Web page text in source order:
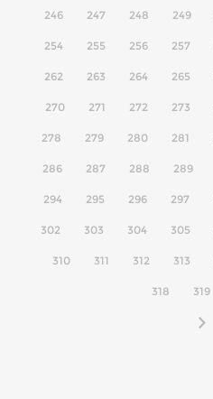
246 247 248 249
254 255 256 257
262 263 264 265
270 271 272 273
278 279 280 281
286 287 288 289
294 295 296 297
302 303 304 305
310 311 312 313
318 319